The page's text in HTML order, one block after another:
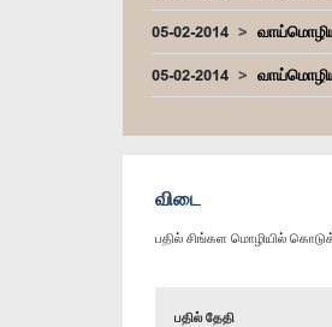
05-02-2014
05-02-2014
விடை
பதில் சிங்கள மொழியில்
பதில் தேதி